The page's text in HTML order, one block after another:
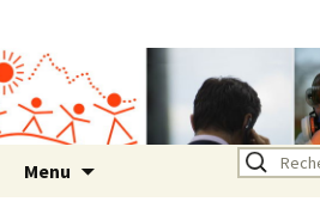
Rhône Alpes
Un environnement sain pour
la santé de tous
Menu